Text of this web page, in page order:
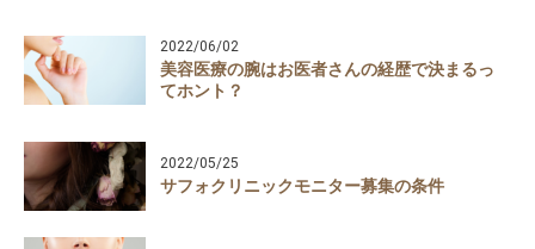
2022/06/02
美容医療の腕はお医者さんの経歴で決まるっ
てホント？
2022/05/25
サフォクリニックモニター募集の条件